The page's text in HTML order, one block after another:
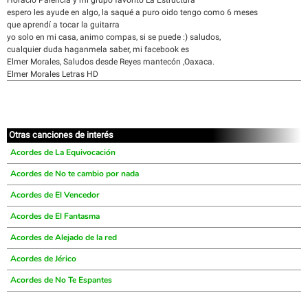
espero les ayude en algo, la saqué a puro oido tengo como 6 meses
que aprendí a tocar la guitarra
yo solo en mi casa, animo compas, si se puede :) saludos,
cualquier duda haganmela saber, mi facebook es
Elmer Morales, Saludos desde Reyes mantecón ,Oaxaca.
Elmer Morales Letras HD
Otras canciones de interés
Acordes de La Equivocación
Acordes de No te cambio por nada
Acordes de El Vencedor
Acordes de El Fantasma
Acordes de Alejado de la red
Acordes de Jérico
Acordes de No Te Espantes